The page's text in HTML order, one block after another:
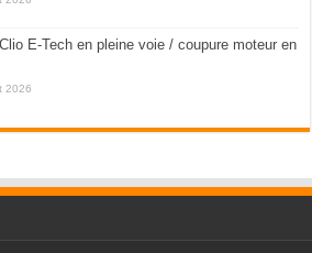
E-Tech en pleine voie / coupure moteur en
2026